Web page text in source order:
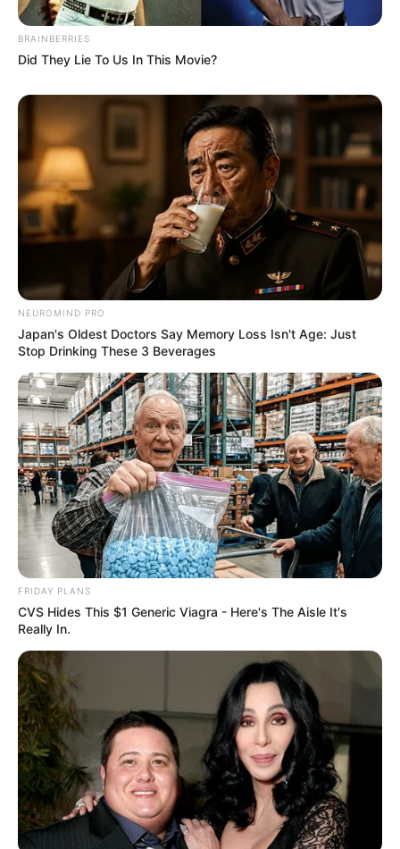
BRAINBERRIES
Did They Lie To Us In This Movie?
NEUROMIND PRO
Japan's Oldest Doctors Say Memory Loss Isn't Age: Just
Stop Drinking These 3 Beverages
FRIDAY PLANS
CVS Hides This $1 Generic Viagra - Here's The Aisle It's
Really In.